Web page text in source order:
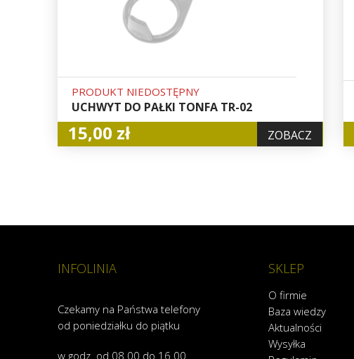
PRODUKT NIEDOSTĘPNY
UCHWYT DO PAŁKI TONFA TR-02
15,00 zł ZOBACZ
INFOLINIA
Czekamy na Państwa telefony
od poniedziałku do piątku
w godz. od 08.00 do 16.00
SKLEP
O firmie
Baza wiedzy
Aktualności
Wysyłka